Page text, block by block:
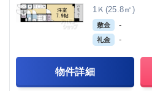
1Ｋ(25.8㎡)
敷金 -
礼金 -
物件詳細